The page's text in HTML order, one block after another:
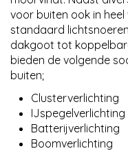
voor buiten ook in
standaard
dakgoot tot
bieden de volgende
buiten;
Clusterverlichting
IJspegelverlichting
Batterijverlichting
Boomverlichting